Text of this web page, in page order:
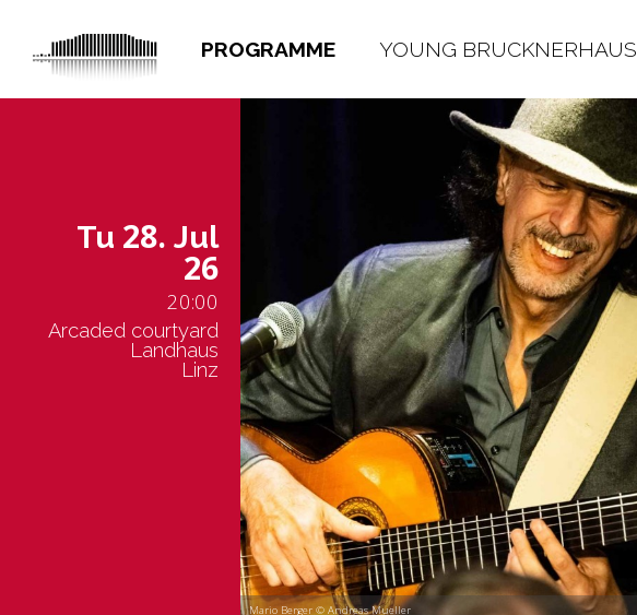
PROGRAMME YOUNG BRUCKNERHAUS
Mario Berger © Andreas Mueller
Tu 28. Jul
26
20:00
Arcaded courtyard
Landhaus
Linz